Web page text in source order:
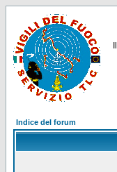
Indice del forum